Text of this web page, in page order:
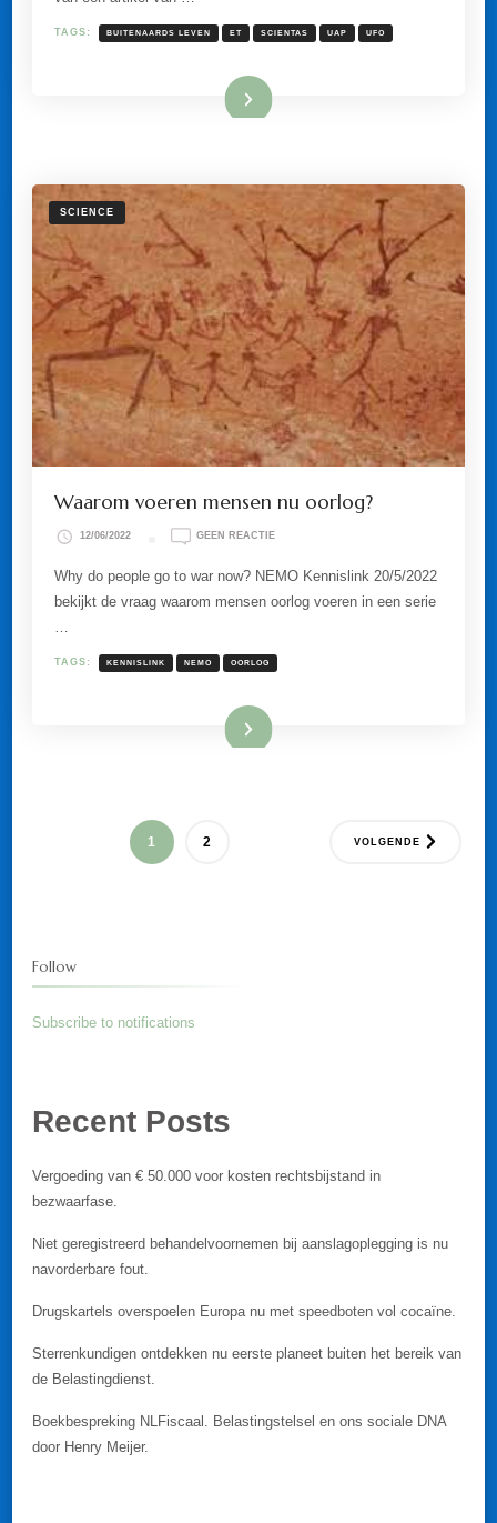
LEVEN
TAGS: BUITENAARDS LEVEN ET SCIENTAS UAP UFO
Lees meer
SCIENCE
Waarom voeren mensen nu oorlog?
12/06/2022 GEEN REACTIEOP
VOEREN
MENSEN
NU
Why do people go to war now? NEMO Kennislink 20/5/2022
bekijkt de vraag waarom mensen oorlog voeren in een serie
TAGS: KENNISLINK NEMO OORLOG
Lees meer
Berichten
paginering
PAGINA
1 PAGINA
2 VOLGENDE
Follow
Subscribe to notifications
Recent Posts
Vergoeding van € 50.000 voor kosten rechtsbijstand in
bezwaarfase.
Niet geregistreerd behandelvoornemen bij aanslagoplegging is nu
navorderbare fout.
Drugskartels overspoelen Europa nu met speedboten vol cocaïne.
Sterrenkundigen ontdekken nu eerste planeet buiten het bereik van
de Belastingdienst.
Boekbespreking NLFiscaal. Belastingstelsel en ons sociale DNA
door Henry Meijer.